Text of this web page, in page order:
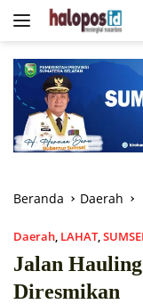
Langsung
Beranda Daerah
Daerah LAHAT,
Jalan
Diresmikan